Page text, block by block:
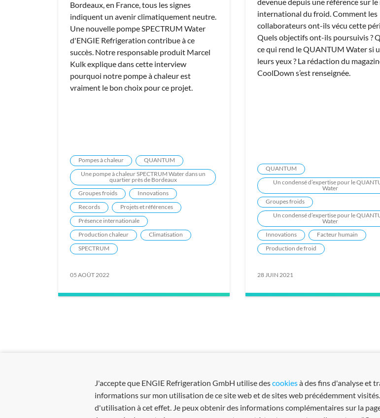
Bordeaux, en France, tous les signes
indiquent un avenir climatiquement neutre.
Une nouvelle pompe SPECTRUM Water
d'ENGIE Refrigeration contribue à ce
succès. Notre responsable produit Marcel
Kulk explique dans cette interview
pourquoi notre pompe à chaleur est
vraiment le bon choix pour ce projet.
Pompes à chaleur
QUANTUM
Une pompe à chaleur SPECTRUM Water dans un
quartier près de Bordeaux
Groupes froids
Innovations
Records
Projets et références
Présence internationale
Production chaleur
Climatisation
SPECTRUM
05 AOÛT 2022
international du froid. Comment les
collaborateurs ont-ils vécu cette
Quels objectifs ont-ils poursuivis ?
ce qui rend le QUANTUM Water si
leurs yeux ? La rédaction du
CoolDown s’est renseignée.
QUANTUM
Un condensé d’expertise pour le
Water
Groupes froids
Un condensé d’expertise pour le
Water
Innovations
Facteur humain
Production de froid
28 JUIN 2021
J'accepte que ENGIE Refrigeration GmbH utilise descookiesà des fins d'analyse et
informations sur mon utilisation de ce site web et de sites web précédemment
d'utilisation à cet effet. Je peux obtenir des informations complémentaires sur la